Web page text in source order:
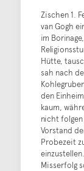
Zischen 1.
van Gogh
im
Hütte,
sah nach
den
kaum,
nicht
Vorstand
Probezeit
Misserfolg